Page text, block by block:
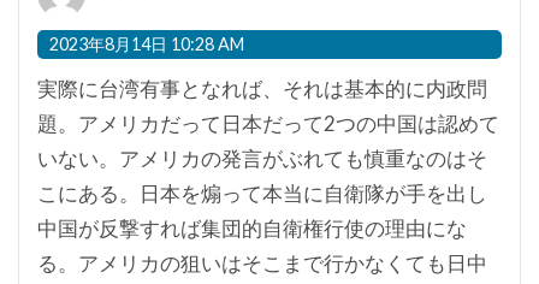
2023年8月14日 10:28 AM
実際に台湾有事となれば、それは基本的に内政問
題。アメリカだって日本だって2つの中国は認めて
いない。アメリカの発言がぶれても慎重なのはそ
こにある。日本を煽って本当に自衛隊が手を出し
中国が反撃すれば集団的自衛権行使の理由にな
る。アメリカの狙いはそこまで行かなくても日中